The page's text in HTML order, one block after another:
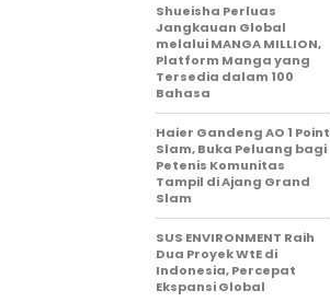
Shueisha Perluas
Jangkauan Global
melalui MANGA MILLION,
Platform Manga yang
Tersedia dalam 100
Bahasa
Haier Gandeng AO 1 Point
Slam, Buka Peluang bagi
Petenis Komunitas
Tampil di Ajang Grand
Slam
SUS ENVIRONMENT Raih
Dua Proyek WtE di
Indonesia, Percepat
Ekspansi Global